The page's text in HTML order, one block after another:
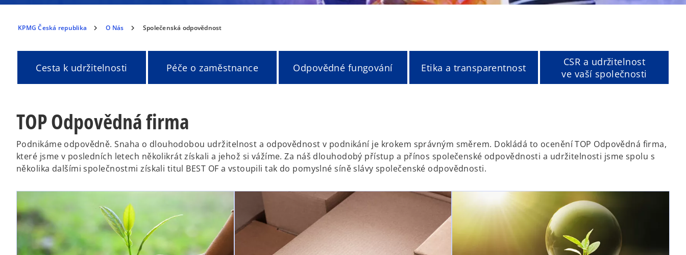
KPMG Česká republika O Nás Společenská odpovědnost
Cesta k udržitelnosti Péče o zaměstnance Odpovědné fungování Etika a transparentnost
CSR a udržitelnost
ve vaší společnosti
TOP Odpovědná firma
Podnikáme odpovědně. Snaha o dlouhodobou udržitelnost a odpovědnost v podnikání je krokem správným směrem. Dokládá to ocenění TOP Odpovědná firma,
které jsme v posledních letech několikrát získali a jehož si vážíme. Za náš dlouhodobý přístup a přínos společenské odpovědnosti a udržitelnosti jsme spolu s
několika dalšími společnostmi získali titul BEST OF a vstoupili tak do pomyslné síně slávy společenské odpovědnosti.